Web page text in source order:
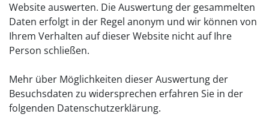
Website auswerten. Die Auswertung der gesammelten
Daten erfolgt in der Regel anonym und wir können von
Ihrem Verhalten auf dieser Website nicht auf Ihre
Person schließen.
Mehr über Möglichkeiten dieser Auswertung der
Besuchsdaten zu widersprechen erfahren Sie in der
folgenden Datenschutzerklärung.